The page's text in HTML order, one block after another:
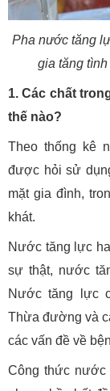
Pha nước tăng
gia tăng
1. Các chất
thế nào?
Theo thống kê
được hỏi sử
mặt gia đình,
khát.
Nước tăng lực
sự thật, nước
Nước tăng lực
Thừa đường và
các vấn đề về
Công thức nước